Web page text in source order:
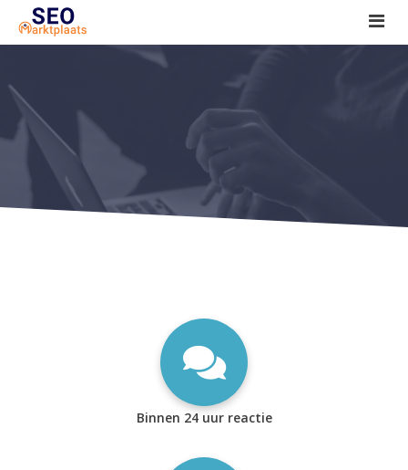
SEO tools reviews
Marketeer bij jou in de buurt?
Offerte
1. Seo voor beginners +
2. Onderzoeken +
Binnen 24 uur reactie